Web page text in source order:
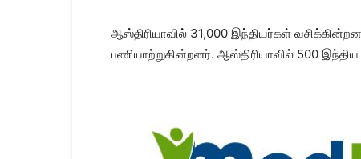
ஆஸ்திரியாவில் 31,000 இந்தியர்கள்
பணியாற்றுகின்றனர். ஆஸ்திரியாவில் 500